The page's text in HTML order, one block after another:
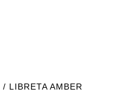
/ LIBRETA AMBER